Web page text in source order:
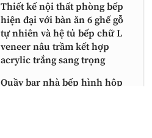
Thiết kế nội thất phòng bếp
hiện đại với bàn ăn 6 ghế gỗ
tự nhiên và hệ tủ bếp chữ L
veneer nâu trầm kết hợp
acrylic trắng sang trọng
Quầy bar nhà bếp hình hộp